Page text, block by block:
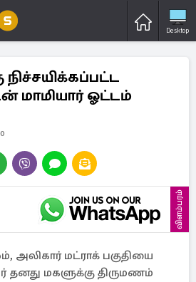
Desktop
மாமியார் ஓட்டம்
விளம்பரம்
அலிகார் மட்ராக் பகுதியை
மகளுக்கு திருமணம்